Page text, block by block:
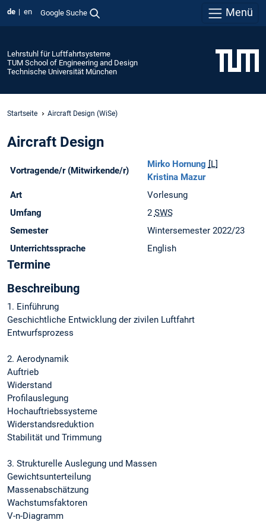
de en Google Suche Menü
Lehrstuhl für Luftfahrtsysteme
TUM School of Engineering and Design
Technische Universität München
Startseite Aircraft Design (WiSe)
Aircraft Design
Vortragende/r (Mitwirkende/r)
Mirko Hornung
[L]
Kristina Mazur
Art
Vorlesung
Umfang
2 SWS
Semester
Wintersemester 2022/23
Unterrichtssprache
English
Termine
Beschreibung
1. Einführung
Geschichtliche Entwicklung der zivilen Luftfahrt
Entwurfsprozess
2. Aerodynamik
Auftrieb
Widerstand
Profilauslegung
Hochauftriebssysteme
Widerstandsreduktion
Stabilität und Trimmung
3. Strukturelle Auslegung und Massen
Gewichtsunterteilung
Massenabschätzung
Wachstumsfaktoren
V-n-Diagramm